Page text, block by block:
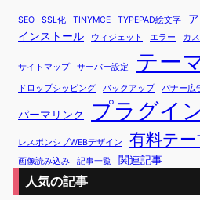
SEO SSL化 TINYMCE TYPEPAD絵文字
インストール
ウィジェット エラー カ
サイトマップ サーバー設定 テー
ドロップシッピング バックアップ バナー広
パーマリンク プラグイ
レスポンシブWEBデザイン 有料テー
画像読み込み 記事一覧 関連記事
人気の記事